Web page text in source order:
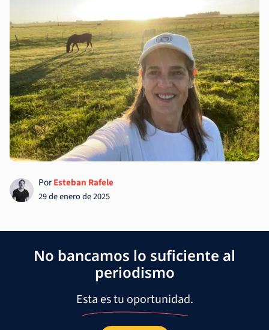
PorEsteban Rafele
29 de enero de 2025
No bancamos lo suficiente al
periodismo
Esta es tu oportunidad.